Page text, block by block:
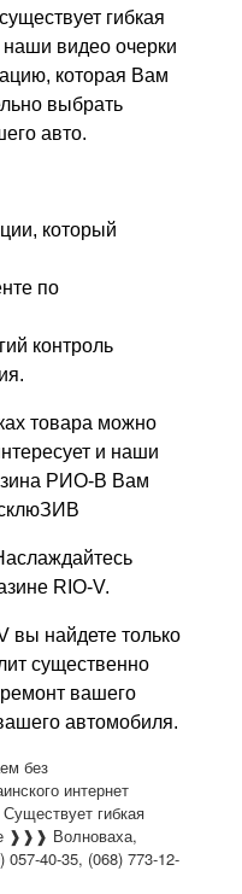
гибкая
наши видео очерки
которая Вам
выбрать
авто.
который
по
контроль
товара можно
и наши
РИО-В Вам
RIO-V.
вы найдете только
существенно
вашего
автомобиля.
без
интернет
гибкая
❱❱❱ Волноваха,
40-35, (068) 773-12-